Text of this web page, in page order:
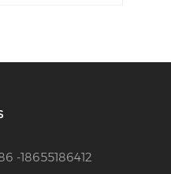
-18655186412